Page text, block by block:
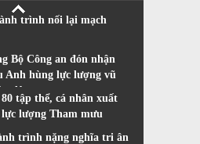
trình nối lại mạch
Bộ Công an đón nhận
Anh hùng lực lượng vũ
dân
tập thể, cá nhân xuất
lực lượng Tham mưu
trình nặng nghĩa tri ân